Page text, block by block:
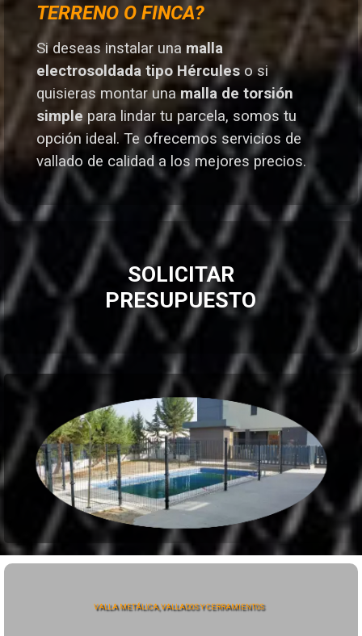
TERRENO O FINCA?
Si deseas instalar una malla
electrosoldada tipo Hércules o si
quisieras montar unamalla de torsión
simple para lindar tu parcela, somos tu
opción ideal. Te ofrecemos servicios de
vallado de calidad a los mejores precios.
SOLICITAR
PRESUPUESTO
VALLA METÁLICA, VALLADOS Y CERRAMIENTOS